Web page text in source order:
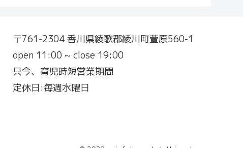
〒761-2304 香川県綾歌郡綾川町萱原560-1
open 11:00 ~ close 19:00
只今、育児時短営業期間
定休日:毎週水曜日